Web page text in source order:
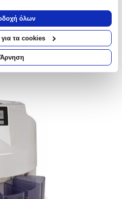
σχετικά με τη γεωγραφική
να είναι ακριβείς σε
συσκευή σας σαρώνοντας ενεργά
(δακτυλικό αποτύπωμα)
με τον τρόπο επεξεργασίας των
καθορίστε τις προτιμήσεις σας
η τοποθεσία μας να λειτουργεί
Εμείς και οι 1022 συνεργάτες
τεχνολογία όπως cookies
πρόσβαση σε πληροφορίες
προβολή εξατομικευμένων
όλων
για τα cookies
Άρνηση